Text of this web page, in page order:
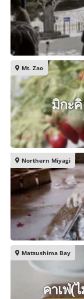
Mt. Zao
มิกะคิ
Northern Miyagi
Matsushima Bay
คาเฟ่(